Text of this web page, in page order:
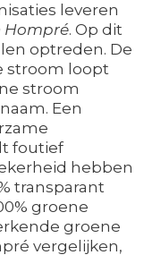
leveren
Hompré. Op dit
optreden. De
stroom loopt
stroom
Een
foutief
hebben
transparant
groene
groene
vergelijken,